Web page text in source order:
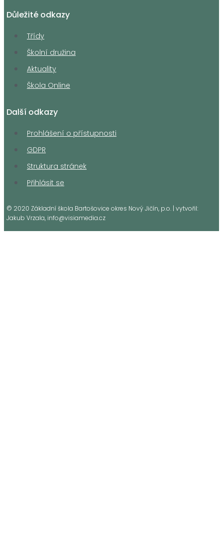
Důležité odkazy
Třídy
Školní družina
Aktuality
Škola Online
Další odkazy
Prohlášení o přístupnosti
GDPR
Struktura stránek
Přihlásit se
© 2020 Základní škola Bartošovice okres Nový Jičín, p.o. | vytvořil:
Jakub Vrzala, info@visiamedia.cz